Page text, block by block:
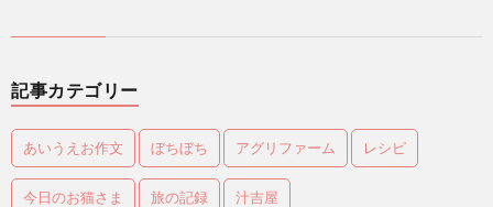
記事カテゴリー
あいうえお作文 ぼちぼち アグリファーム レシピ
今日のお猫さま 旅の記録 汁吉屋